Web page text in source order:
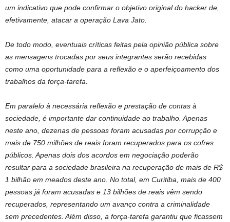
um indicativo que pode confirmar o objetivo original do hacker de,
efetivamente, atacar a operação Lava Jato.
De todo modo, eventuais críticas feitas pela opinião pública sobre
as mensagens trocadas por seus integrantes serão recebidas
como uma oportunidade para a reflexão e o aperfeiçoamento dos
trabalhos da força-tarefa.
Em paralelo à necessária reflexão e prestação de contas à
sociedade, é importante dar continuidade ao trabalho. Apenas
neste ano, dezenas de pessoas foram acusadas por corrupção e
mais de 750 milhões de reais foram recuperados para os cofres
públicos. Apenas dois dos acordos em negociação poderão
resultar para a sociedade brasileira na recuperação de mais de R$
1 bilhão em meados deste ano. No total, em Curitiba, mais de 400
pessoas já foram acusadas e 13 bilhões de reais vêm sendo
recuperados, representando um avanço contra a criminalidade
sem precedentes. Além disso, a força-tarefa garantiu que ficassem